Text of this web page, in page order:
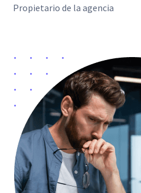
Propietario de la agencia